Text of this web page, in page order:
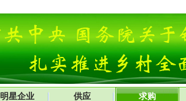
明星企业 供应 求购